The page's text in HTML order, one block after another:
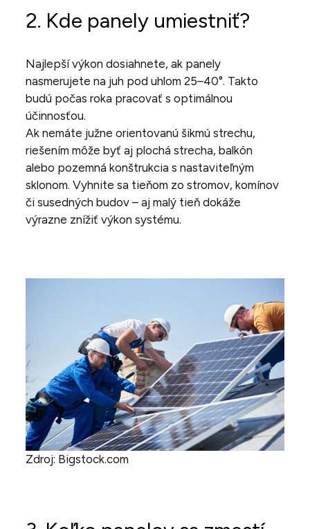
2. Kde panely umiestniť?
Najlepší výkon dosiahnete, ak panely
nasmerujete na juh pod uhlom 25–40°. Takto
budú počas roka pracovať s optimálnou
účinnosťou.
Ak nemáte južne orientovanú šikmú strechu,
riešením môže byť aj plochá strecha, balkón
alebo pozemná konštrukcia s nastaviteľným
sklonom. Vyhnite sa tieňom zo stromov, komínov
či susedných budov – aj malý tieň dokáže
výrazne znížiť výkon systému.
Zdroj: Bigstock.com